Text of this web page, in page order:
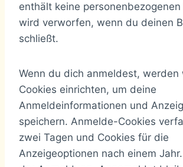
enthält keine personenbezogenen
wird verworfen, wenn du deinen
schließt.
Wenn du dich anmeldest, werden
Cookies einrichten, um deine
Anmeldeinformationen und
speichern. Anmelde-Cookies
zwei Tagen und Cookies für die
Anzeigeoptionen nach einem